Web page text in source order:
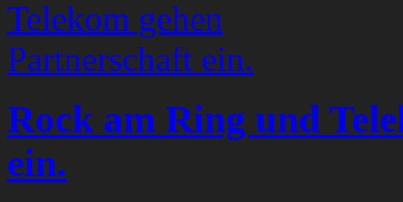
Rock am Ring und
ein.